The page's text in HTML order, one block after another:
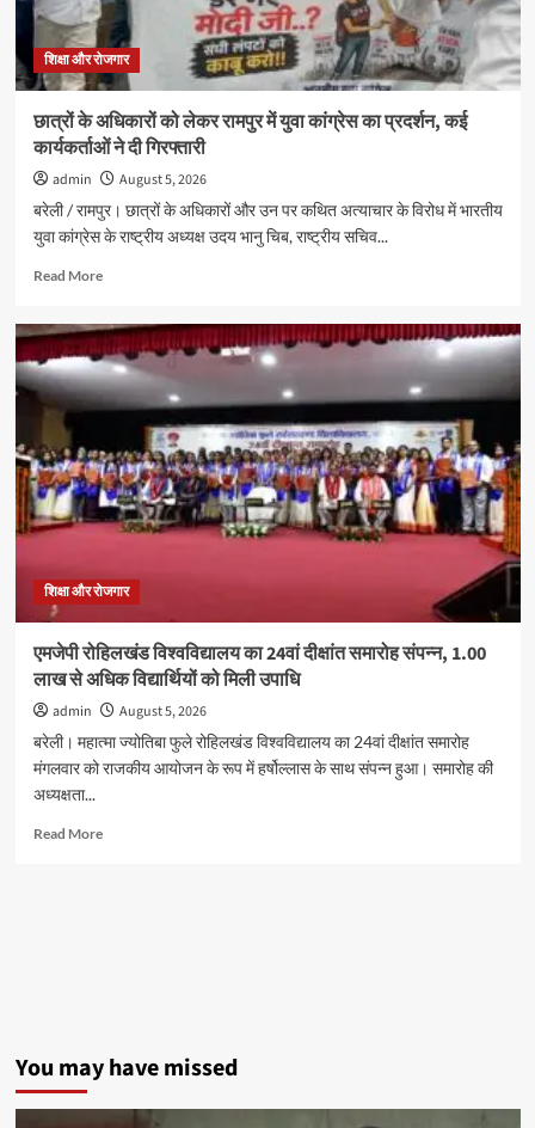
में
छात्रों
ने
दिखाई
शिक्षा और रोजगार
छात्रों के अधिकारों को लेकर रामपुर में युवा कांग्रेस का प्रदर्शन, कई
कार्यकर्ताओं ने दी गिरफ्तारी
admin
August 5, 2026
बरेली / रामपुर। छात्रों के अधिकारों और उन पर कथित अत्याचार के विरोध में भारतीय
युवा कांग्रेस के राष्ट्रीय अध्यक्ष उदय भानु चिब, राष्ट्रीय सचिव...
Read MoreRead
छात्रों
के
अधिकारों
को
रामपुर
में
युवा
कांग्रेस
कई
दी
गिरफ्तारी
शिक्षा और रोजगार
एमजेपी रोहिलखंड विश्वविद्यालय का 24वां दीक्षांत समारोह संपन्न, 1.00
लाख से अधिक विद्यार्थियों को मिली उपाधि
admin
August 5, 2026
बरेली। महात्मा ज्योतिबा फुले रोहिलखंड विश्वविद्यालय का 24वां दीक्षांत समारोह
मंगलवार को राजकीय आयोजन के रूप में हर्षोल्लास के साथ संपन्न हुआ। समारोह की
अध्यक्षता...
Read MoreRead
संपन्न,
1.00
You may have missed